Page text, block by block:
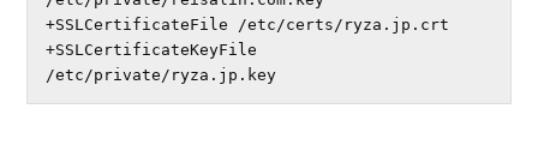
+SSLCertificateFile /etc/certs/ryza.jp.crt
+SSLCertificateKeyFile
/etc/private/ryza.jp.key